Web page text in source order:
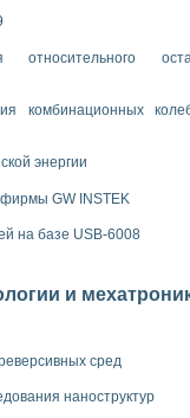
моделирования
комбинационных
энергии
GW INSTEK
на базе USB-6008
и
сред
наноструктур